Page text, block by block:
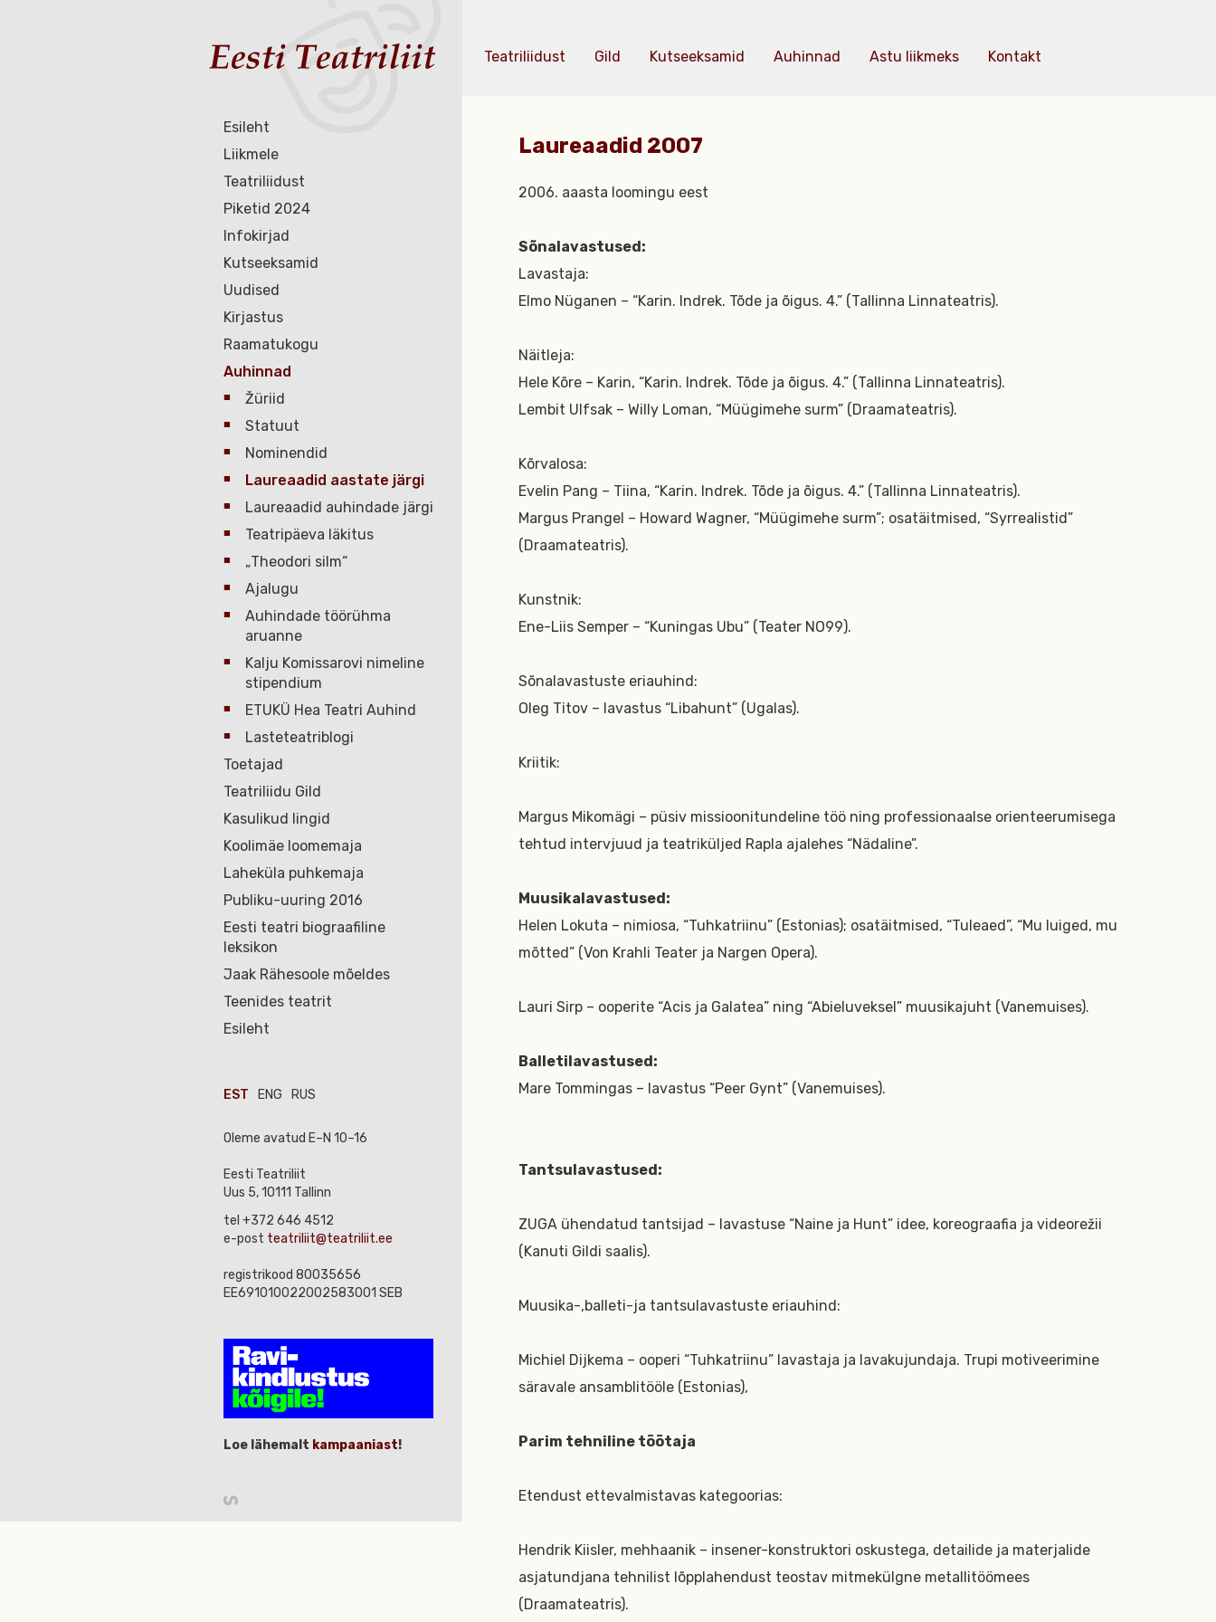
Esileht
Liikmele
Teatriliidust
Piketid 2024
Infokirjad
Kutseeksamid
Uudised
Kirjastus
Raamatukogu
Auhinnad
Žüriid
Statuut
Nominendid
Laureaadid aastate järgi
Laureaadid auhindade järgi
Teatripäeva läkitus
„Theodori silm“
Ajalugu
Auhindade töörühma
aruanne
Kalju Komissarovi nimeline
stipendium
ETUKÜ Hea Teatri Auhind
Lasteteatriblogi
Toetajad
Teatriliidu Gild
Kasulikud lingid
Koolimäe loomemaja
Laheküla puhkemaja
Publiku-uuring 2016
Eesti teatri biograafiline
leksikon
Jaak Rähesoole mõeldes
Teenides teatrit
Esileht
EST ENG RUS
Oleme avatud E–N 10–16
Eesti Teatriliit
Uus 5, 10111 Tallinn
tel +372 646 4512
e-post teatriliit@teatriliit.ee
registrikood 80035656
EE691010022002583001 SEB
Loe lähemalt kampaaniast!
Teatriliidust Gild Kutseeksamid Auhinnad Astu liikmeks Kontakt
Laureaadid 2007
2006. aaasta loomingu eest
Sõnalavastused:
Lavastaja:
Elmo Nüganen – “Karin. Indrek. Tõde ja õigus. 4.” (Tallinna Linnateatris).
Näitleja:
Hele Kõre – Karin, “Karin. Indrek. Tõde ja õigus. 4.” (Tallinna Linnateatris).
Lembit Ulfsak – Willy Loman, “Müügimehe surm” (Draamateatris).
Kõrvalosa:
Evelin Pang – Tiina, “Karin. Indrek. Tõde ja õigus. 4.” (Tallinna Linnateatris).
Margus Prangel – Howard Wagner, “Müügimehe surm”; osatäitmised, “Syrrealistid”
(Draamateatris).
Kunstnik:
Ene-Liis Semper – “Kuningas Ubu” (Teater NO99).
Sõnalavastuste eriauhind:
Oleg Titov – lavastus “Libahunt” (Ugalas).
Kriitik:
Margus Mikomägi – püsiv missioonitundeline töö ning professionaalse orienteerumisega
tehtud intervjuud ja teatriküljed Rapla ajalehes “Nädaline”.
Muusikalavastused:
Helen Lokuta – nimiosa, “Tuhkatriinu” (Estonias); osatäitmised, “Tuleaed”, “Mu luiged, mu
mõtted” (Von Krahli Teater ja Nargen Opera).
Lauri Sirp – ooperite “Acis ja Galatea” ning “Abieluveksel” muusikajuht (Vanemuises).
Balletilavastused:
Mare Tommingas – lavastus “Peer Gynt” (Vanemuises).
Tantsulavastused:
ZUGA ühendatud tantsijad – lavastuse “Naine ja Hunt” idee, koreograafia ja videorežii
(Kanuti Gildi saalis).
Muusika-,balleti-ja tantsulavastuste eriauhind:
Michiel Dijkema – ooperi “Tuhkatriinu” lavastaja ja lavakujundaja. Trupi motiveerimine
säravale ansamblitööle (Estonias),
Parim tehniline töötaja
Etendust ettevalmistavas kategoorias:
Hendrik Kiisler, mehhaanik – insener-konstruktori oskustega, detailide ja materjalide
asjatundjana tehnilist lõpplahendust teostav mitmekülgne metallitöömees
(Draamateatris).